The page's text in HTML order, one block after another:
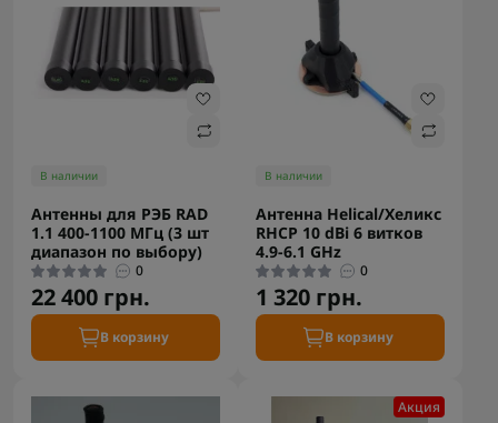
В наличии
Антенны для РЭБ RAD
1.1 400-1100 МГц (3 шт
диапазон по выбору)
0
22 400 грн.
В корзину
В наличии
Антенна Helical/Хеликс
RHCP 10 dBi 6 витков
4.9-6.1 GHz
0
1 320 грн.
В корзину
Акция